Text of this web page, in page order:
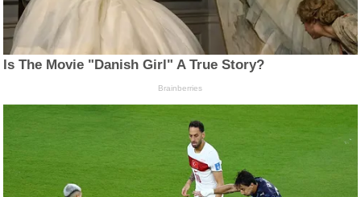
Is The Movie "Danish Girl" A True Story?
Brainberries